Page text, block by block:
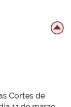
Cortes de